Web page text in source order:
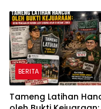
Penghentian Aktivitas
Hauling dan
Perizinan PT Sultra
Lestari
BERITA
Tameng Latihan